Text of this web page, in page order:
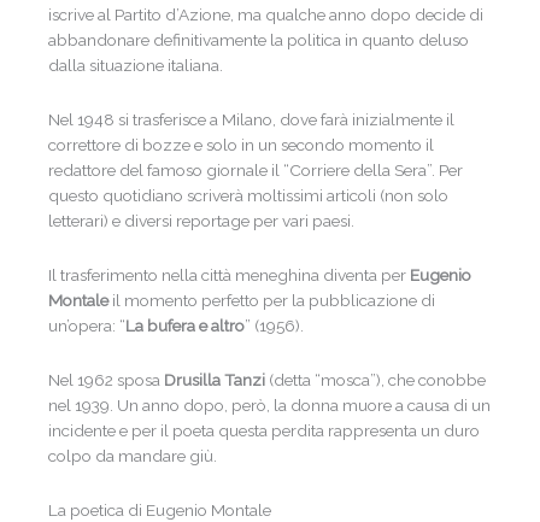
iscrive al Partito d’Azione, ma qualche anno dopo decide di
abbandonare definitivamente la politica in quanto deluso
dalla situazione italiana.
Nel 1948 si trasferisce a Milano, dove farà inizialmente il
correttore di bozze e solo in un secondo momento il
redattore del famoso giornale il “Corriere della Sera”. Per
questo quotidiano scriverà moltissimi articoli (non solo
letterari) e diversi reportage per vari paesi.
Il trasferimento nella città meneghina diventa per Eugenio
Montaleil momento perfetto per la pubblicazione di
un’opera: “La bufera e altro” (1956).
Nel 1962 sposa Drusilla Tanzi (detta “mosca”), che conobbe
nel 1939. Un anno dopo, però, la donna muore a causa di un
incidente e per il poeta questa perdita rappresenta un duro
colpo da mandare giù.
La poetica di Eugenio Montale